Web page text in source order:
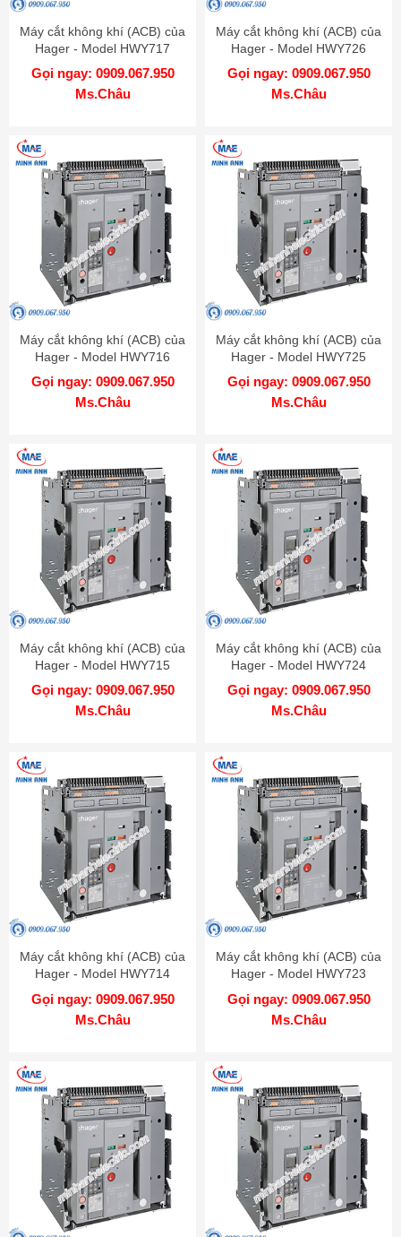
Máy cắt không khí (ACB) của
Hager - Model HWY717
Gọi ngay: 0909.067.950
Ms.Châu
Máy cắt không khí (ACB) của
Hager - Model HWY726
Gọi ngay: 0909.067.950
Ms.Châu
Máy cắt không khí (ACB) của
Hager - Model HWY716
Gọi ngay: 0909.067.950
Ms.Châu
Máy cắt không khí (ACB) của
Hager - Model HWY725
Gọi ngay: 0909.067.950
Ms.Châu
Máy cắt không khí (ACB) của
Hager - Model HWY715
Gọi ngay: 0909.067.950
Ms.Châu
Máy cắt không khí (ACB) của
Hager - Model HWY724
Gọi ngay: 0909.067.950
Ms.Châu
Máy cắt không khí (ACB) của
Hager - Model HWY714
Gọi ngay: 0909.067.950
Ms.Châu
Máy cắt không khí (ACB) của
Hager - Model HWY723
Gọi ngay: 0909.067.950
Ms.Châu